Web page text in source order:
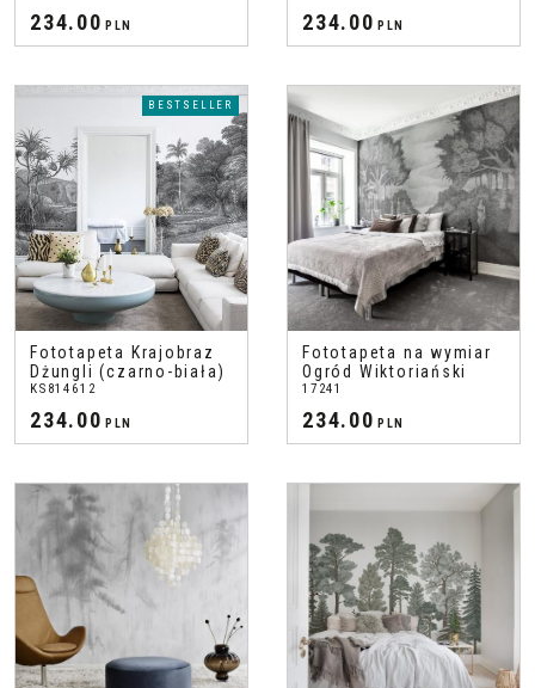
234.00 PLN 234.00 PLN
BESTSELLER
Fototapeta Krajobraz
Dżungli (czarno-biała)
KS814612
234.00 PLN
Fototapeta na wymiar
Ogród Wiktoriański
17241
234.00 PLN